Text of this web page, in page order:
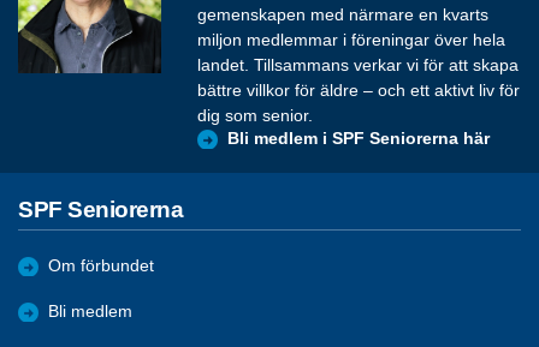
gemenskapen med närmare en kvarts
miljon medlemmar i föreningar över hela
landet. Tillsammans verkar vi för att skapa
bättre villkor för äldre – och ett aktivt liv för
dig som senior.
Bli medlem i SPF Seniorerna här
SPF Seniorerna
Om förbundet
Bli medlem